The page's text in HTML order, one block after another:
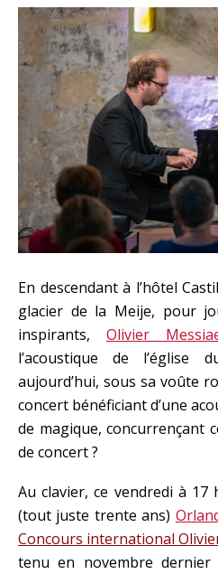
En descendant à l’hôtel
glacier de la Meije, pour
inspirants, Olivier
l’acoustique de l’église
aujourd’hui, sous sa voûte
concert bénéficiant d’une
de magique, concurrençant
de concert ?
Au clavier, ce vendredi à
(tout juste trente ans)
Concours international
tenu en novembre